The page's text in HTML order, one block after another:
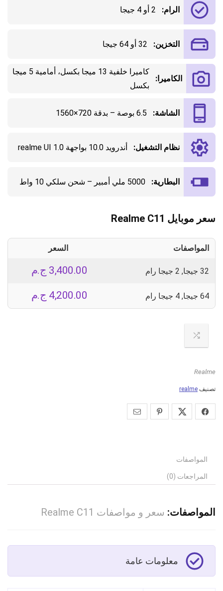
الرام: 2 أو 4 جيجا
التخزين: 32 أو 64 جيجا
الكاميرا:
كاميرا خلفية 13 ميجا بكسل، أمامية 5 ميجا
بكسل
الشاشة: 6.5 بوصة – بدقة 720×1560
نظام التشغيل: أندرويد 10.0 بواجهة realme UI 1.0
البطارية: 5000 ملي أمبير – شحن سلكي 10 واط
سعر موبايل Realme C11
المواصفات السعر
32 جيجا, 2 جيجا رام ج.م 3,400.00
64 جيجا, 4 جيجا رام ج.م 4,200.00
Realme
تصنيف realme
المواصفات
المراجعات (0)
المواصفات: سعر و مواصفات Realme C11
معلومات عامة